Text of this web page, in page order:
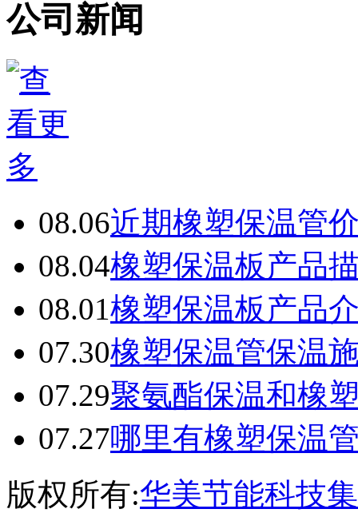
公司新闻
08.06近期橡塑保温管
08.04橡塑保温板产品
08.01橡塑保温板产品
07.30橡塑保温管保温
07.29聚氨酯保温和橡
07.27哪里有橡塑保温
版权所有:华美节能科技